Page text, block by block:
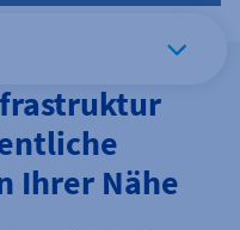
Ihrer Nähe